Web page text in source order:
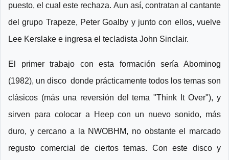
puesto, el cual este rechaza. Aun así, contratan al cantante
del grupo Trapeze, Peter Goalby y junto con ellos, vuelve
Lee Kerslake e ingresa el tecladista John Sinclair.
El primer trabajo con esta formación sería Abominog
(1982), un disco donde prácticamente todos los temas son
clásicos (más una reversión del tema "Think It Over"), y
sirven para colocar a Heep con un nuevo sonido, más
duro, y cercano a la NWOBHM, no obstante el marcado
regusto comercial de ciertos temas. Con este disco y